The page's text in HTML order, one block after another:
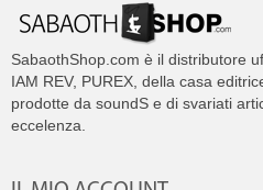
SabaothShop.com è il distributore
IAM REV, PUREX, della casa
prodotte da soundS e di svariati
eccelenza.